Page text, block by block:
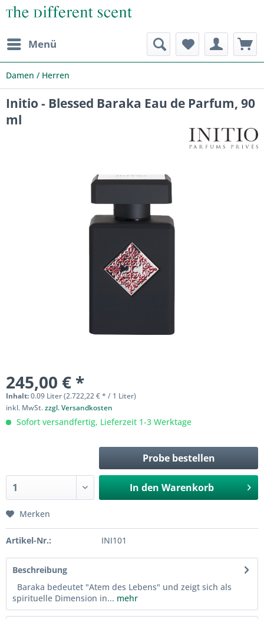
Menü
Damen / Herren
Initio - Blessed Baraka Eau de Parfum, 90
ml
245,00 € *
Inhalt:0.09 Liter (2.722,22 € * / 1 Liter)
inkl. MwSt.zzgl. Versandkosten
Sofort versandfertig, Lieferzeit 1-3 Werktage
Probe bestellen
In den Warenkorb
Merken
Artikel-Nr.: INI101
Beschreibung
Baraka bedeutet "Atem des Lebens" und zeigt sich als
spirituelle Dimension in... mehr